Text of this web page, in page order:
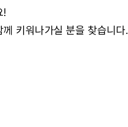
!
키워나가실 분을 찾습니다.